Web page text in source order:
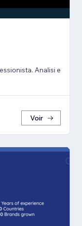
Analisi e
Voir